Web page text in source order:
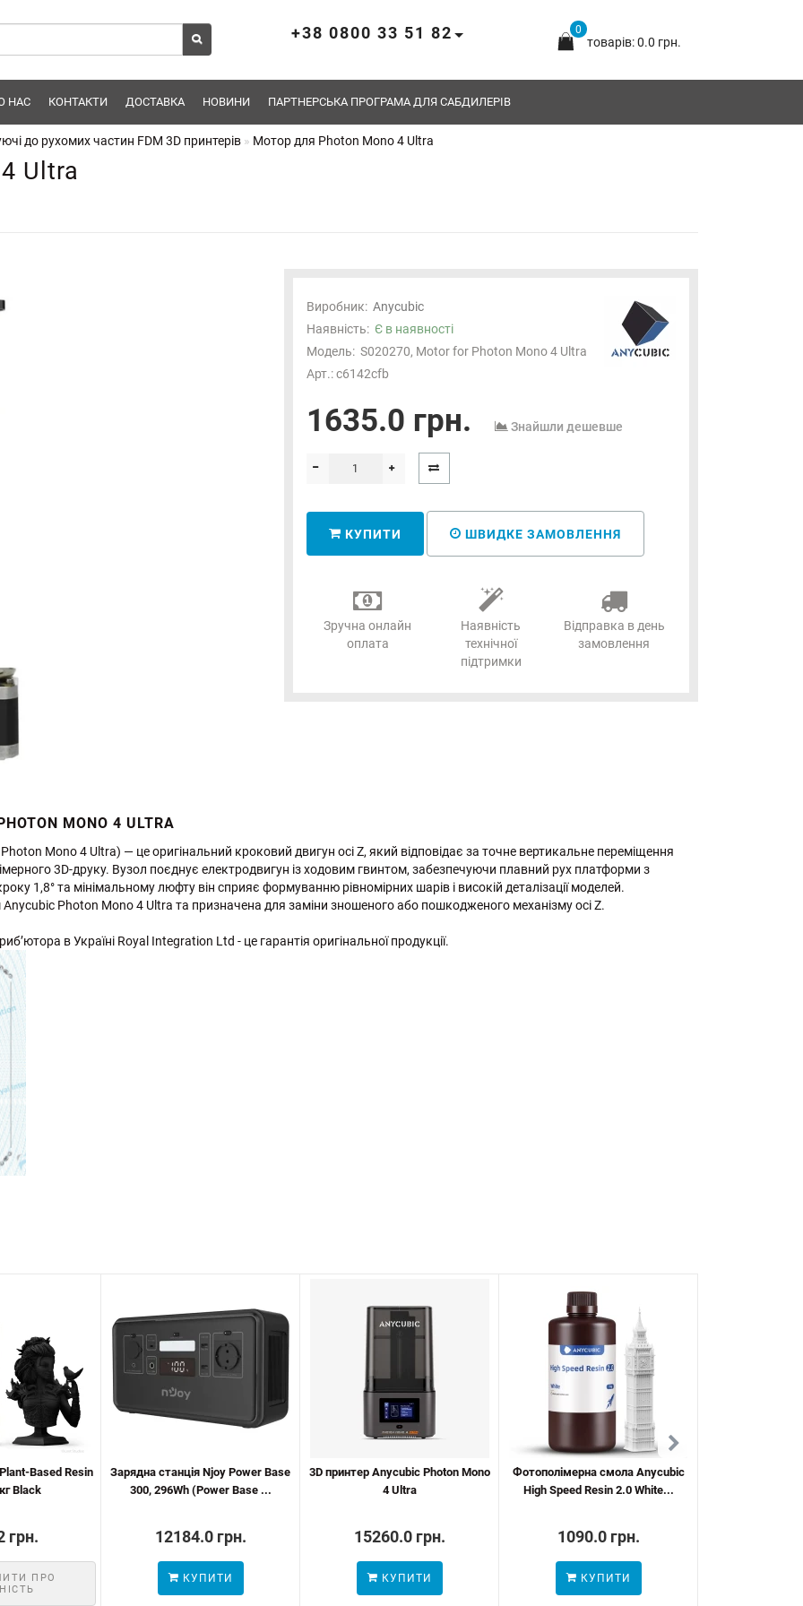
0
товарів: 0.0 грн.
+38 0800 33 51 82
НАС КОНТАКТИ ДОСТАВКА НОВИНИ ПАРТНЕРСЬКА ПРОГРАМА ДЛЯ САБДИЛЕРІВ
до рухомих частин FDM 3D принтерів Мотор для Photon Mono 4 Ultra
Ultra
Виробник: Anycubic
Наявність: Є в наявності
Модель: S020270, Motor for Photon Mono 4 Ultra
Арт.: c6142cfb
1635.0 грн. Знайшли дешевше
КУПИТИ ШВИДКЕ ЗАМОВЛЕННЯ
Зручна онлайн
оплата
Наявність
технічної
підтримки
Відправка в день
замовлення
MONO 4 ULTRA
Mono 4 Ultra) — це оригінальний кроковий двигун осі Z, який відповідає за точне вертикальне переміщення
3D-друку. Вузол поєднує електродвигун із ходовим гвинтом, забезпечуючи плавний рух платформи з
1,8° та мінімальному люфту він сприяє формуванню рівномірних шарів і високій деталізації моделей.
Photon Mono 4 Ultra та призначена для заміни зношеного або пошкодженого механізму осі Z.
в Україні Royal Integration Ltd - це гарантія оригінальної продукції.
Based Resin
Black
грн.
ПРО
Зарядна станція Njoy Power Base
300, 296Wh (Power Base ...
12184.0 грн.
КУПИТИ
3D принтер Anycubic Photon Mono
4 Ultra
15260.0 грн.
КУПИТИ
Фотополімерна смола Anycubic
High Speed Resin 2.0 White...
1090.0 грн.
КУПИТИ